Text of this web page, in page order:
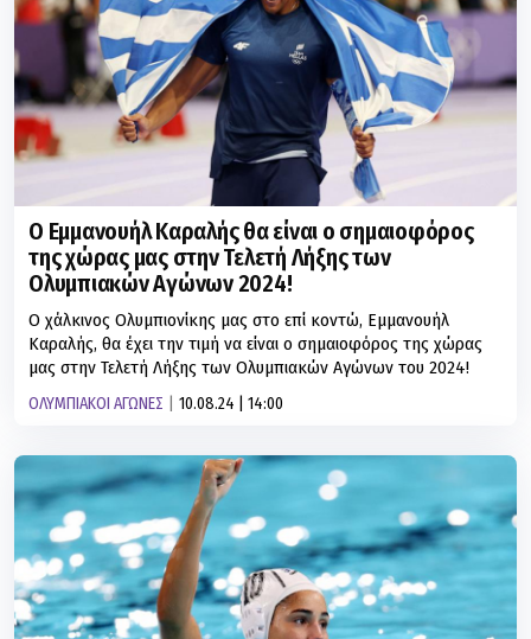
Ο Εμμανουήλ Καραλής θα είναι ο σημαιοφόρος
της χώρας μας στην Τελετή Λήξης των
Ολυμπιακών Αγώνων 2024!
Ο χάλκινος Ολυμπιονίκης μας στο επί κοντώ, Εμμανουήλ
Καραλής, θα έχει την τιμή να είναι ο σημαιοφόρος της χώρας
μας στην Τελετή Λήξης των Ολυμπιακών Αγώνων του 2024!
ΟΛΥΜΠΙΑΚΟΙ ΑΓΩΝΕΣ 10.08.24 | 14:00